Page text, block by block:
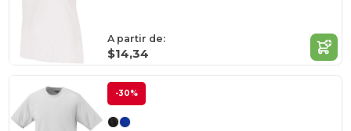
A partir de:
$14,34
-30%